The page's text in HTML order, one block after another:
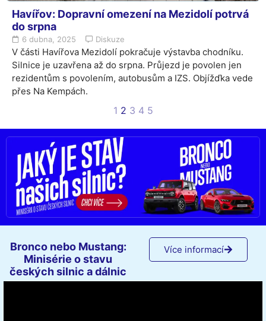
Havířov: Dopravní omezení na Mezidolí potrvá
do srpna
6 dubna, 2025 Diskuze
V části Havířova Mezidolí pokračuje výstavba chodníku.
Silnice je uzavřena až do srpna. Průjezd je povolen jen
rezidentům s povolením, autobusům a IZS. Objížďka vede
přes Na Kempách.
1 2 3 4 5
Bronco nebo Mustang:
Minisérie o stavu
českých silnic a dálnic
Více informací